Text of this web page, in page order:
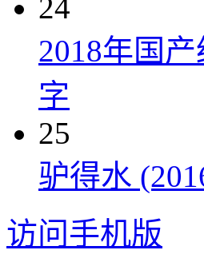
24
2018年国
字
25
驴得水
访问手机版